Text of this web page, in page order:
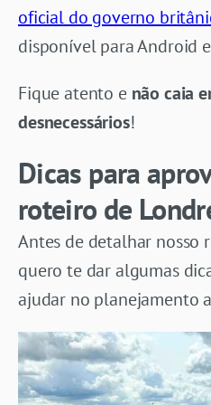
oficial do governo
disponível para Android
Fique atento e não caia
desnecessários!
Dicas para
roteiro de
Antes de detalhar nosso
quero te dar algumas
ajudar no planejamento